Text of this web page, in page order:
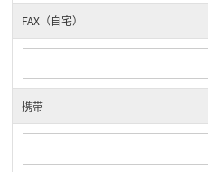
FAX（自宅）
携帯